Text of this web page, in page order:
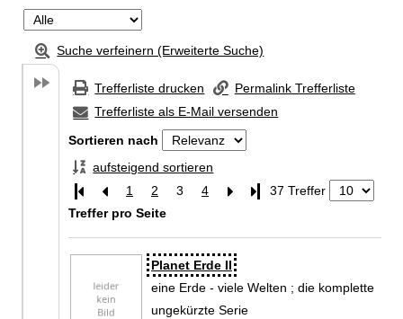
Suche verfeinern (Erweiterte Suche)
Trefferliste drucken
Permalink Trefferliste
Trefferliste als E-Mail versenden
Sortieren nach
aufsteigend sortieren
1
2 3 4 Letzte Seite
37 Treffer
Treffer pro Seite
Suchergebnis
Zu den Suchfiltern springen
Planet Erde II
eine Erde - viele Welten ; die komplette
ungekürzte Serie